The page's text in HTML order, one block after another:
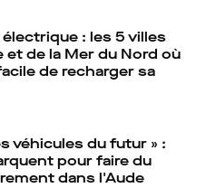
: les 5 villes
et de la Mer du Nord où
de recharger sa
véhicules du futur » :
pour faire du
dans l'Aude